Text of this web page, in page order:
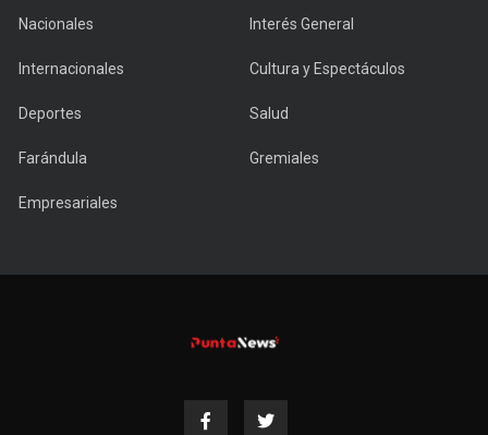
Nacionales Interés General
Internacionales Cultura y Espectáculos
Deportes Salud
Farándula Gremiales
Empresariales